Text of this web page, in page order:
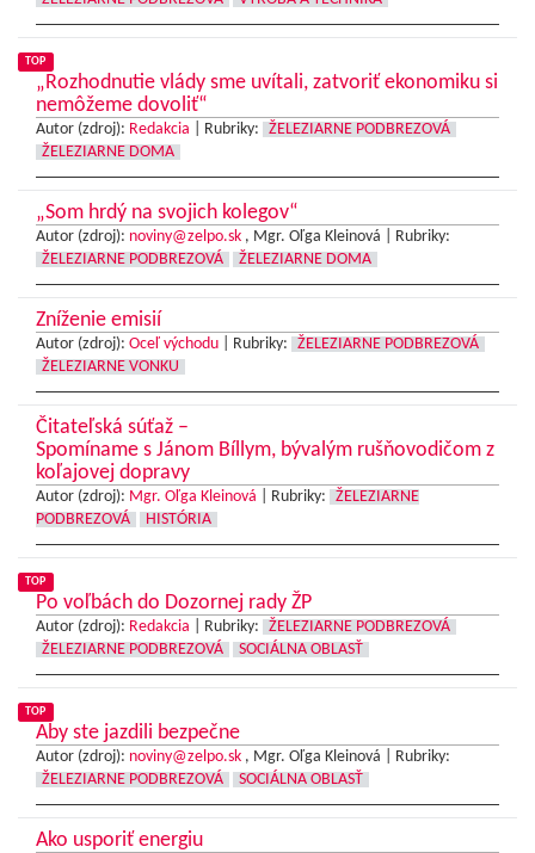
TOP
„Rozhodnutie vlády sme uvítali, zatvoriť ekonomiku si
nemôžeme dovoliť“
Autor (zdroj): Redakcia Rubriky:
ŽELEZIARNE PODBREZOVÁ
ŽELEZIARNE DOMA
„Som hrdý na svojich kolegov“
Autor (zdroj): noviny@zelpo.sk , Mgr. Oľga Kleinová |
Rubriky:
ŽELEZIARNE PODBREZOVÁ
ŽELEZIARNE DOMA
Zníženie emisií
Autor (zdroj): Oceľ východu Rubriky:
ŽELEZIARNE PODBREZOVÁ
ŽELEZIARNE VONKU
Čitateľská súťaž –
Spomíname s Jánom Bíllym, bývalým rušňovodičom z
koľajovej dopravy
Autor (zdroj): Mgr. Oľga Kleinová Rubriky:
ŽELEZIARNE
PODBREZOVÁ
HISTÓRIA
TOP
Po voľbách do Dozornej rady ŽP
Autor (zdroj): Redakcia Rubriky:
ŽELEZIARNE PODBREZOVÁ
ŽELEZIARNE PODBREZOVÁ
SOCIÁLNA OBLASŤ
TOP
Aby ste jazdili bezpečne
Autor (zdroj): noviny@zelpo.sk , Mgr. Oľga Kleinová |
Rubriky:
ŽELEZIARNE PODBREZOVÁ
SOCIÁLNA OBLASŤ
Ako usporiť energiu